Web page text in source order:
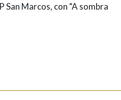
San Marcos, con “A sombra